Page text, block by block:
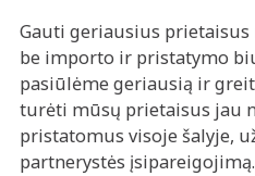
Gauti geriausius prietaisus
be importo ir pristatymo
pasiūlėme geriausią ir
turėti mūsų prietaisus jau
pristatomus visoje šalyje,
partnerystės įsipareigojimą.